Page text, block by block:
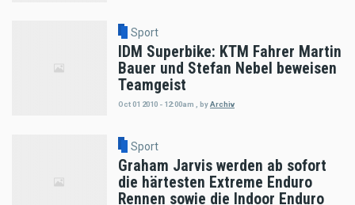
Sport
IDM Superbike: KTM Fahrer Martin
Bauer und Stefan Nebel beweisen
Teamgeist
Oct 01 2010 - 12:00am , byArchiv
Sport
Graham Jarvis werden ab sofort
die härtesten Extreme Enduro
Rennen sowie die Indoor Enduro